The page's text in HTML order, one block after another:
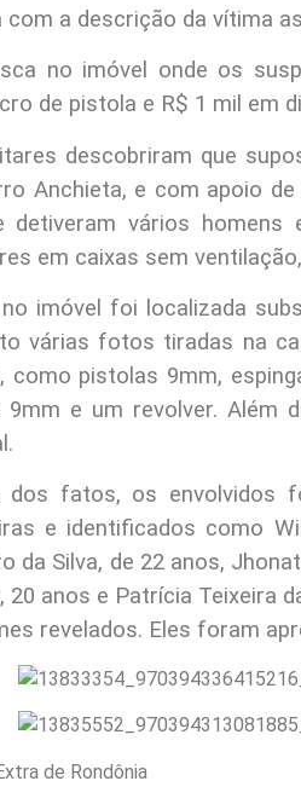
com a descrição da vítima
no imóvel onde os
de pistola e R$ 1 mil em
descobriram que
Anchieta, e com apoio
detiveram vários homens
em caixas sem
no imóvel foi localizada
várias fotos tiradas na
como pistolas 9mm,
9mm e um revolver. Além
dos fatos, os envolvidos
e identificados como
da Silva, de 22 anos,
20 anos e Patrícia Teixeira
revelados. Eles foram
de Rondônia